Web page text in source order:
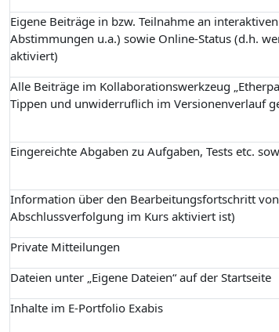
Eigene Beiträge in bzw. Teilnahme an
Abstimmungen u.a.) sowie Online-Status (d.h.
aktiviert)
Alle Beiträge im Kollaborationswerkzeug
Tippen und unwiderruflich im Versionenverlauf
Eingereichte Abgaben zu Aufgaben, Tests etc.
Information über den Bearbeitungsfortschritt
Abschlussverfolgung im Kurs aktiviert ist)
Private Mitteilungen
Dateien unter „Eigene Dateien“ auf der Startseite
Inhalte im E-Portfolio Exabis